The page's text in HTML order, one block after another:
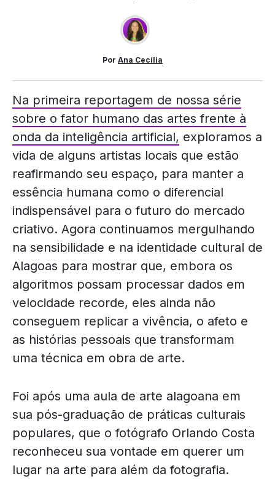
Por Ana Cecília
Na primeira reportagem de nossa série
sobre o fator humano das artes frente à
onda da inteligência artificial, exploramos a
vida de alguns artistas locais que estão
reafirmando seu espaço, para manter a
essência humana como o diferencial
indispensável para o futuro do mercado
criativo. Agora continuamos mergulhando
na sensibilidade e na identidade cultural de
Alagoas para mostrar que, embora os
algoritmos possam processar dados em
velocidade recorde, eles ainda não
conseguem replicar a vivência, o afeto e
as histórias pessoais que transformam
uma técnica em obra de arte.
Foi após uma aula de arte alagoana em
sua pós-graduação de práticas culturais
populares, que o fotógrafo Orlando Costa
reconheceu sua vontade em querer um
lugar na arte para além da fotografia.